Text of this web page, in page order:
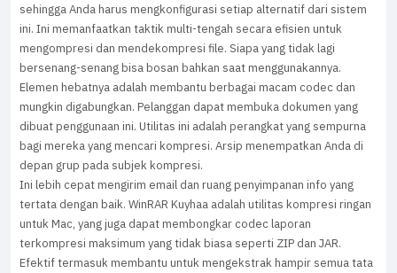
sehingga Anda harus mengkonfigurasi setiap alternatif dari sistem
ini. Ini memanfaatkan taktik multi-tengah secara efisien untuk
mengompresi dan mendekompresi file. Siapa yang tidak lagi
bersenang-senang bisa bosan bahkan saat menggunakannya.
Elemen hebatnya adalah membantu berbagai macam codec dan
mungkin digabungkan. Pelanggan dapat membuka dokumen yang
dibuat penggunaan ini. Utilitas ini adalah perangkat yang sempurna
bagi mereka yang mencari kompresi. Arsip menempatkan Anda di
depan grup pada subjek kompresi.
Ini lebih cepat mengirim email dan ruang penyimpanan info yang
tertata dengan baik. WinRAR Kuyhaa adalah utilitas kompresi ringan
untuk Mac, yang juga dapat membongkar codec laporan
terkompresi maksimum yang tidak biasa seperti ZIP dan JAR.
Efektif termasuk membantu untuk mengekstrak hampir semua tata